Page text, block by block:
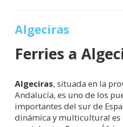
Algeciras
Ferries a
Algeciras, situada en la
Andalucía, es uno de los
importantes del sur de
dinámica y multicultural es